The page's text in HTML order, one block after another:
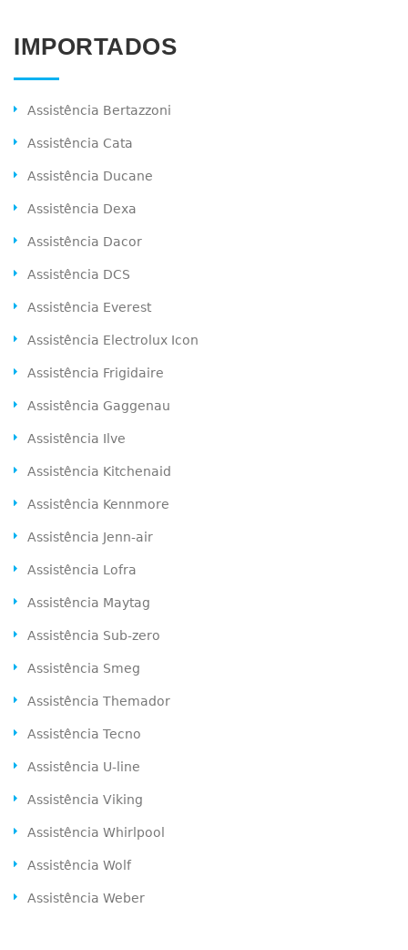
IMPORTADOS
Assistência Bertazzoni
Assistência Cata
Assistência Ducane
Assistência Dexa
Assistência Dacor
Assistência DCS
Assistência Everest
Assistência Electrolux Icon
Assistência Frigidaire
Assistência Gaggenau
Assistência Ilve
Assistência Kitchenaid
Assistência Kennmore
Assistência Jenn-air
Assistência Lofra
Assistência Maytag
Assistência Sub-zero
Assistência Smeg
Assistência Themador
Assistência Tecno
Assistência U-line
Assistência Viking
Assistência Whirlpool
Assistência Wolf
Assistência Weber